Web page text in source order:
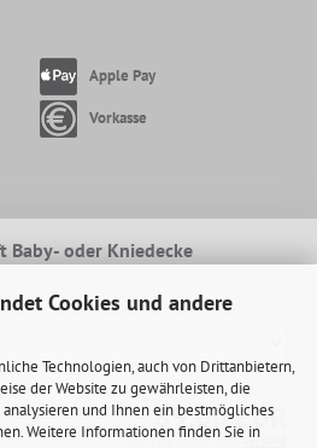
Cookies und andere
Technologien, auch von Drittanbietern,
der Website zu gewährleisten, die
und Ihnen ein bestmögliches
Weitere Informationen finden Sie in
Baby- oder Kniedecke
89,00 EUR
inkl. 19% MwSt. zzgl.Versand
Apple Pay
Vorkasse